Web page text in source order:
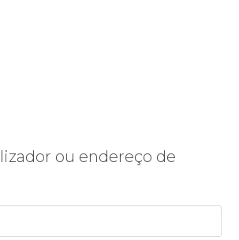
ou endereço de